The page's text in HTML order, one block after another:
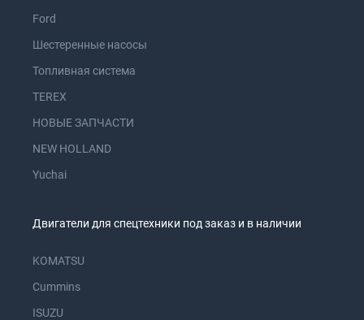
Ford
Шестеренные насосы
Топливная система
TEREX
НОВЫЕ ЗАПЧАСТИ
NEW HOLLAND
Yuchai
Двигатели для спецтехники под заказ и в наличии
KOMATSU
Cummins
ISUZU